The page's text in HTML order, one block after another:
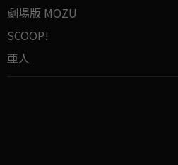
劇場版 MOZU
SCOOP!
亜人